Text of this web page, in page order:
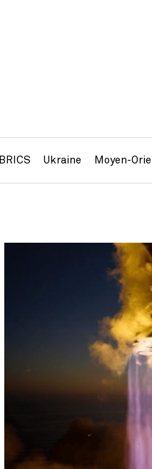
BRICS Ukraine Moyen-